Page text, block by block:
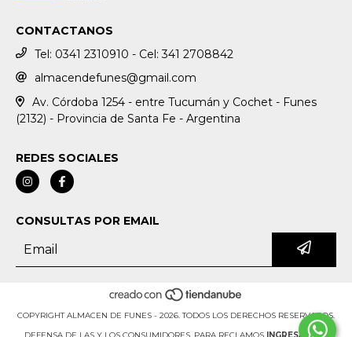
CONTACTANOS
Tel: 0341 2310910 - Cel: 341 2708842
almacendefunes@gmail.com
Av. Córdoba 1254 - entre Tucumán y Cochet - Funes
(2132) - Provincia de Santa Fe - Argentina
REDES SOCIALES
CONSULTAS POR EMAIL
COPYRIGHT ALMACEN DE FUNES - 2026. TODOS LOS DERECHOS RESERVADOS.
DEFENSA DE LAS Y LOS CONSUMIDORES. PARA RECLAMOS INGRESÁ ACÁ.